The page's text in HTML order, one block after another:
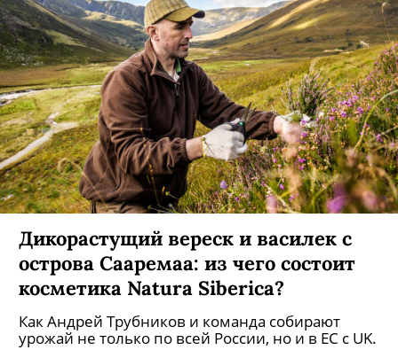
Дикорастущий вереск и василек с
острова Сааремаа: из чего состоит
Как Андрей Трубников и команда собирают